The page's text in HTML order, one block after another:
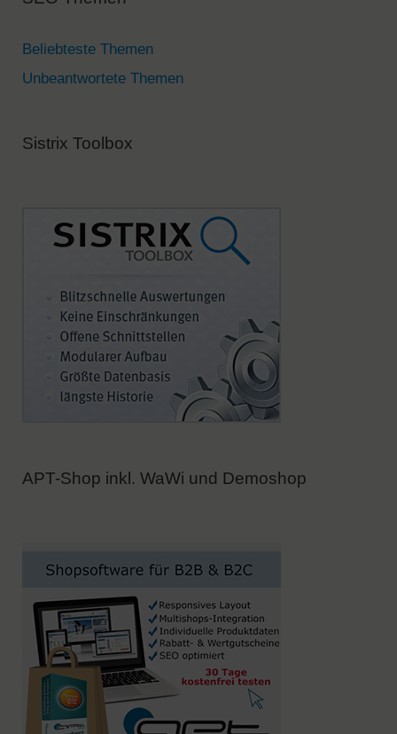
Beliebteste Themen
Unbeantwortete Themen
Sistrix Toolbox
APT-Shop inkl. WaWi und Demoshop